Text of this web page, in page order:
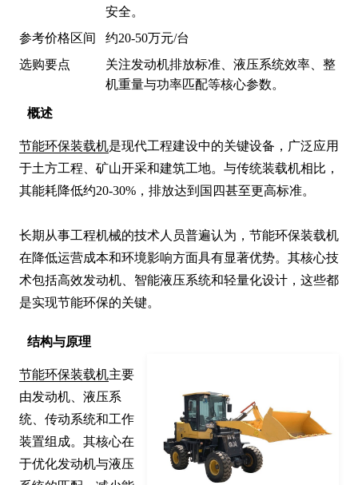
概述
节能环保装载机是现代工程建设中的关键设备，广泛应用
于土方工程、矿山开采和建筑工地。与传统装载机相比，
其能耗降低约20-30%，排放达到国四甚至更高标准。
长期从事工程机械的技术人员普遍认为，节能环保装载机
在降低运营成本和环境影响方面具有显著优势。其核心技
术包括高效发动机、智能液压系统和轻量化设计，这些都
是实现节能环保的关键。
结构与原理
节能环保装载机主要
由发动机、液压系
统、传动系统和工作
装置组成。其核心在
于优化发动机与液压
安全。
参考价格区间
约20-50万元/台
选购要点
关注发动机排放标准、液压系统效率、整
机重量与功率匹配等核心参数。